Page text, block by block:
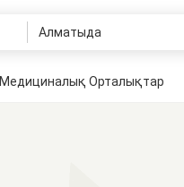
Медициналық Орталықтар